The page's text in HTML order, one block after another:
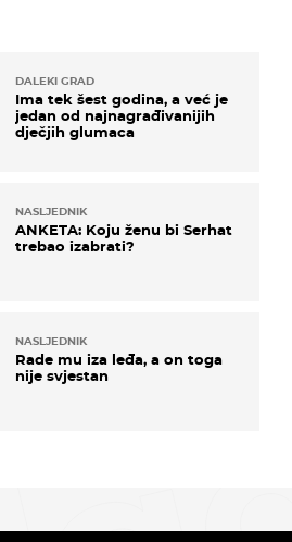
DALEKI GRAD
Ima tek šest godina, a već je
jedan od najnagrađivanijih
dječjih glumaca
NASLJEDNIK
ANKETA: Koju ženu bi Serhat
trebao izabrati?
NASLJEDNIK
Rade mu iza leđa, a on toga
nije svjestan